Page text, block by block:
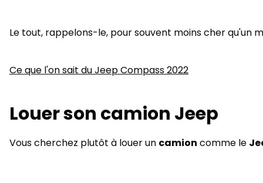
Le tout, rappelons-le, pour souvent moins cher qu'un
Ce que l'on sait du Jeep Compass 2022
Louer son camion Jeep
Vous cherchez plutôt à louer un camion comme le